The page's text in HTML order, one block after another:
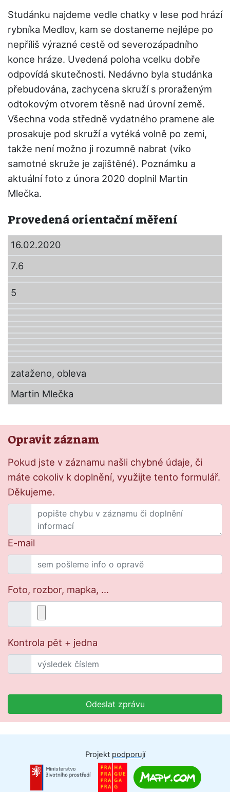
Studánku najdeme vedle chatky v lese pod hrází
rybníka Medlov, kam se dostaneme nejlépe po
nepříliš výrazné cestě od severozápadního
konce hráze. Uvedená poloha vcelku dobře
odpovídá skutečnosti. Nedávno byla studánka
přebudována, zachycena skruží s proraženým
odtokovým otvorem těsně nad úrovní země.
Všechna voda středně vydatného pramene ale
prosakuje pod skruží a vytéká volně po zemi,
takže není možno ji rozumně nabrat (víko
samotné skruže je zajištěné). Poznámku a
aktuální foto z února 2020 doplnil Martin
Mlečka.
Provedená orientační měření
16.02.2020
7.6
5
zataženo, obleva
Martin Mlečka
Opravit záznam
Pokud jste v záznamu našli chybné údaje, či
máte cokoliv k doplnění, využijte tento formulář.
Děkujeme.
E-mail
Foto, rozbor, mapka, ...
Kontrola pět + jedna
Odeslat zprávu
Projekt podporují